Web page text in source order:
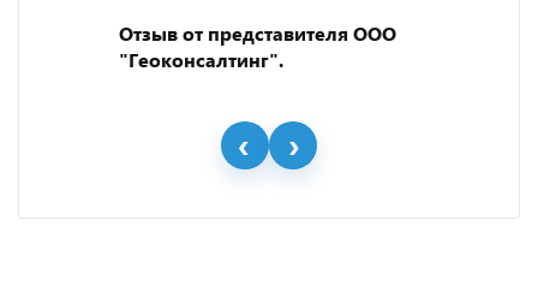
Отзыв от представителя ООО
"Геоконсалтинг".